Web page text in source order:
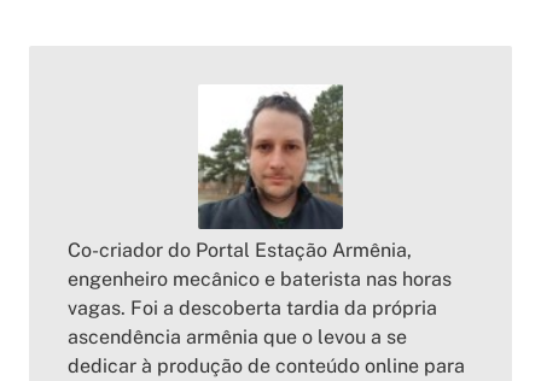
Co-criador do Portal Estação Armênia,
engenheiro mecânico e baterista nas horas
vagas. Foi a descoberta tardia da própria
ascendência armênia que o levou a se
dedicar à produção de conteúdo online para